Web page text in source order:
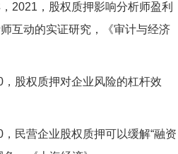
2021，股权质押影响分析师盈利
互动的实证研究，《审计与经济
股权质押对企业风险的杠杆效
民营企业股权质押可以缓解“融资